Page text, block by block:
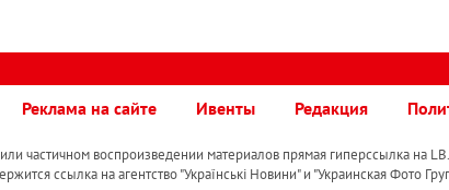
Реклама на сайте Ивенты Редакция
частичном воспроизведении материалов прямая гиперссылка на
ссылка на агентство "Українськi Новини" и "Украинская Фото